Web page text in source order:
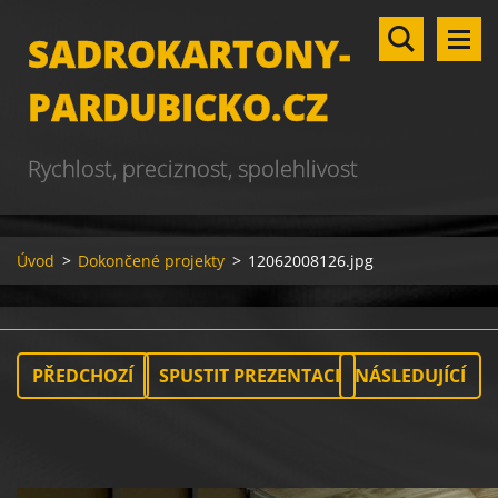
SADROKARTONY-
PARDUBICKO.CZ
Rychlost, preciznost, spolehlivost
Úvod > Dokončené projekty > 12062008126.jpg
PŘEDCHOZÍ SPUSTIT PREZENTACI NÁSLEDUJÍCÍ